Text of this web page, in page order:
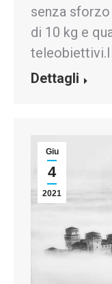
senza
di 10 kg e
Dettagli
Giu
4
2021